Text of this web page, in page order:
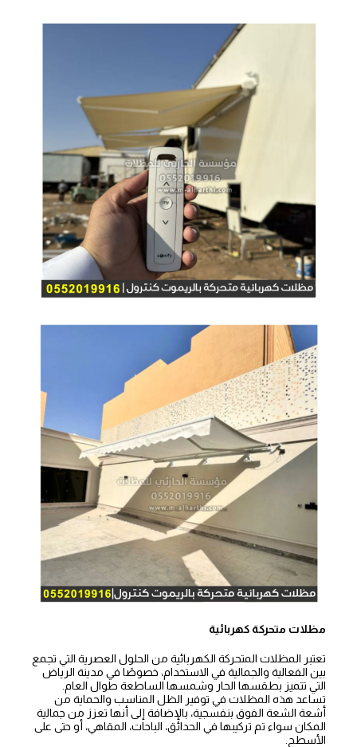
مظلات متحركة كهربائية
تعتبر المظلات المتحركة الكهربائية من الحلول العصرية التي تجمع
بين الفعالية والجمالية في الاستخدام، خصوصًا في مدينة الرياض
التي تتميز بطقسها الحار وشمسها الساطعة طوال العام.
تساعد هذه المظلات في توفير الظل المناسب والحماية من
أشعة الشعة الفوق بنفسجية، بالإضافة إلى أنها تعزز من جمالية
المكان سواء تم تركيبها في الحدائق، الباحات، المقاهي، أو حتى على
الأسطح.